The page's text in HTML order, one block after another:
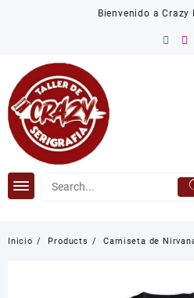
Bienvenido a Crazy
Inicio Products Camiseta de